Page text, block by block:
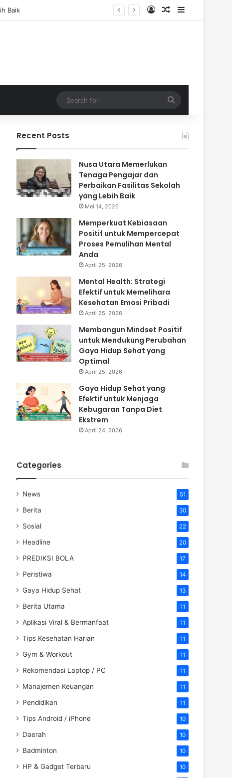
Log InRandom Article
Sidebar
for
Recent Posts
Nusa Utara Memerlukan
Tenaga Pengajar dan
Perbaikan Fasilitas Sekolah
yang Lebih Baik
Mei 14, 2026
Memperkuat Kebiasaan
Positif untuk Mempercepat
Proses Pemulihan Mental
Anda
April 25, 2026
Mental Health: Strategi
Efektif untuk Memelihara
Kesehatan Emosi Pribadi
April 25, 2026
Membangun Mindset Positif
untuk Mendukung Perubahan
Gaya Hidup Sehat yang
Optimal
April 25, 2026
Gaya Hidup Sehat yang
Efektif untuk Menjaga
Kebugaran Tanpa Diet
Ekstrem
April 24, 2026
Categories
News 51
Berita 30
Sosial 22
Headline 20
PREDIKSI BOLA 17
Peristiwa 14
Gaya Hidup Sehat 13
Berita Utama 11
Aplikasi Viral & Bermanfaat 11
Tips Kesehatan Harian 11
Gym & Workout 11
Rekomendasi Laptop / PC 11
Manajemen Keuangan 11
Pendidikan 11
Tips Android / iPhone 10
Daerah 10
Badminton 10
HP & Gadget Terbaru 10